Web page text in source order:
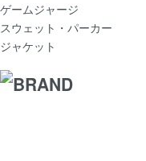
ゲームジャージ
スウェット・パーカー
ジャケット